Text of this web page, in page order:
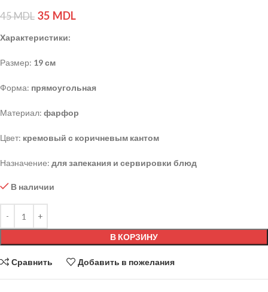
45MDL 35 MDL
Характеристики:
Размер: 19 см
Форма: прямоугольная
Материал: фарфор
Цвет: кремовый с коричневым кантом
Назначение: для запекания и сервировки блюд
В наличии
В КОРЗИНУ
Сравнить Добавить в пожелания